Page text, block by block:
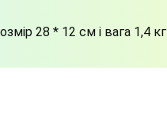
28 * 12 см і вага 1,4 кг